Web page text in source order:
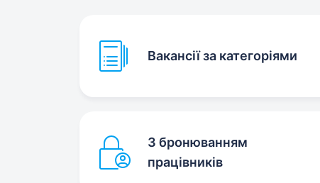
Вакансії за категоріями
З бронюванням
працівників